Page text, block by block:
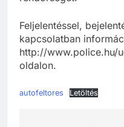
Feljelentéssel,
kapcsolatban
http://www.police.hu/
oldalon.
autofeltores Letöltés